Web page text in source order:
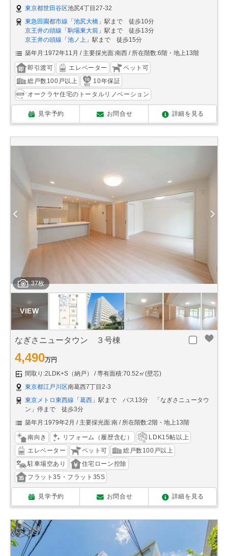
東京都世田谷区池尻4丁目27-32
東急田園都市線 「 池尻大橋 」駅まで 徒歩10分
京王井の頭線 「駒場東大前 」駅まで 徒歩13分
京王井の頭線 「 池ノ上 」駅まで 徒歩15分
築年月:1972年11月
主要採光面:南西 所在階数:6階・地上13階
即引渡可 エレベーター
ペット可
総戸数100戸以上
10年保証
オークラヤ住宅のトータルリノベーション
見学予約 お問合せ 詳細を見る
37枚
なぎさニュータウン ３号棟
4,490万円
間取り:2LDK+S（納戸）
専有面積:70.52㎡(壁芯)
東京都江戸川区南葛西7丁目2-3
東京メトロ東西線 「葛西 」駅まで バス13分 「なぎさニュータウ
ン」停まで 徒歩3分
築年月:1979年2月
主要採光面:南 所在階数:2階・地上13階
南向き リフォーム（履歴含む）
LDK15帖以上
エレベーター
ペット可
総戸数100戸以上
駐車場空あり
住宅ローン控除
フラット35・フラット35S
見学予約 お問合せ 詳細を見る